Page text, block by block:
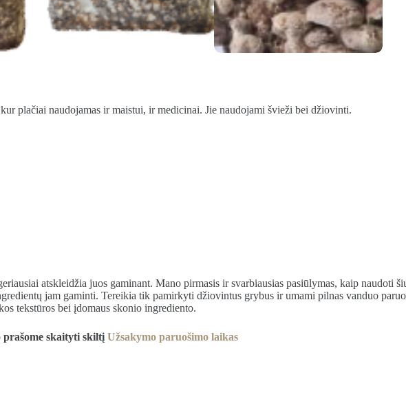
plačiai naudojamas ir maistui, ir medicinai. Jie naudojami švieži bei džiovinti.
atskleidžia juos gaminant. Mano pirmasis ir svarbiausias pasiūlymas, kaip naudoti
jam gaminti. Tereikia tik pamirkyti džiovintus grybus ir umami pilnas vanduo
tekstūros bei įdomaus skonio ingrediento.
prašome skaityti skiltį Užsakymo paruošimo laikas